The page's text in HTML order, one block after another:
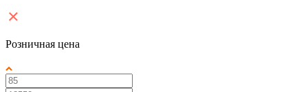
Розничная цена